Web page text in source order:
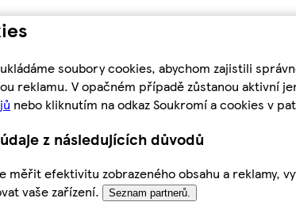
soubory cookies, abychom zajistili
reklamu. V opačném případě zůstanou
nebo kliknutím na odkaz Soukromí a cookies v
z následujících důvodů
měřit efektivitu zobrazeného obsahu a
vaše zařízení.
Seznam partnerů.